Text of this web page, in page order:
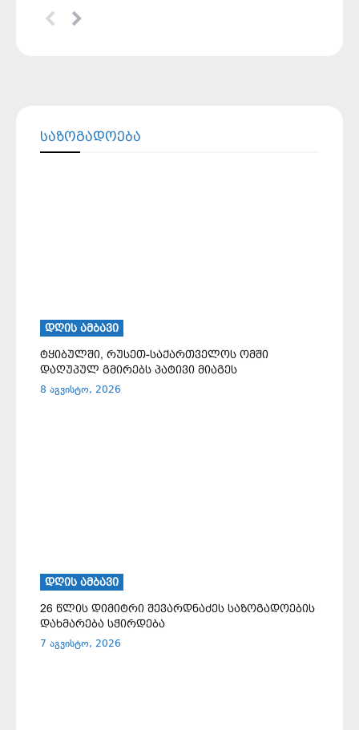
ᲡᲐᲖᲝᲒᲐᲓᲝᲔᲑᲐ
ᲓᲦᲘᲡ ᲐᲛᲑᲐᲕᲘ
ტყიბულში, რუსეთ-საქართველოს ომში
დაღუპულ გმირებს პატივი მიაგეს
8 აგვისტო, 2026
ᲓᲦᲘᲡ ᲐᲛᲑᲐᲕᲘ
26 წლის დიმიტრი შევარდნაძეს საზოგადოების
დახმარება სჭირდება
7 აგვისტო, 2026